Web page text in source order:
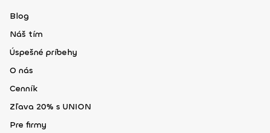
Blog
Náš tím
Úspešné príbehy
O nás
Cenník
Zľava 20% s UNION
Pre firmy